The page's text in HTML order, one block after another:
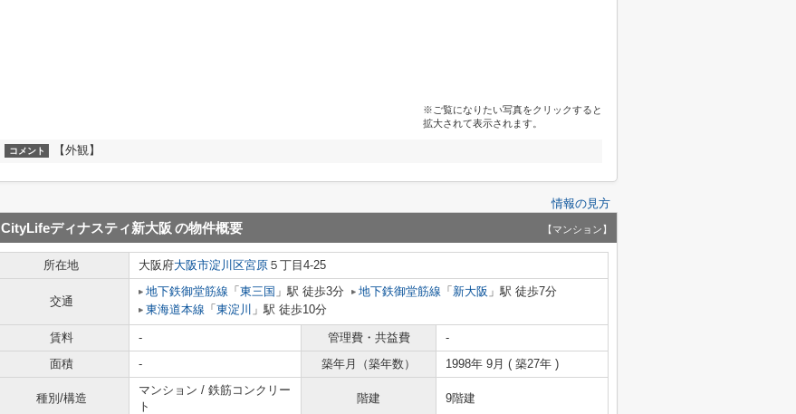
※ご覧になりたい写真をクリックすると
拡大されて表示されます。
コメント 【外観】
情報の見方
CityLifeディナスティ新大阪 の物件概要 【マンション】
所在地 大阪府大阪市淀川区宮原 ５丁目4-25
交通
地下鉄御堂筋線 「 東三国 」駅 徒歩3分 地下鉄御堂筋線 「 新大阪 」駅 徒歩7分
東海道本線 「 東淀川 」駅 徒歩10分
賃料 - 管理費・共益費
-
面積
- 築年月（築年数） 1998年 9月 ( 築27年 )
種別/構造
マンション / 鉄筋コンクリー
ト
階建 9階建